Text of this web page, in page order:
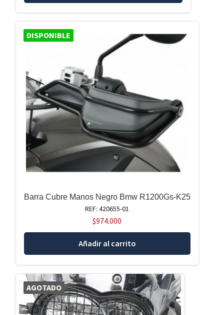
DISPONIBLE
Barra Cubre Manos Negro Bmw R1200Gs-K25
REF: 420655-01
$974.000
Añadir al carrito
AGOTADO